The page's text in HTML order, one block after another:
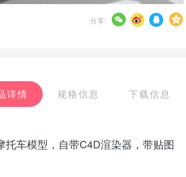
分享:
详情 规格信息 下载信息
托车模型，自带C4D渲染器，带贴图